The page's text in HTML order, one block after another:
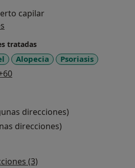
Madrid-2016 ( Dr.
Pediátrica en el
Niño Jesús, Madrid- 2017
Diaz, Madrid-2017 (
capilar
tratadas
Alopecia
Psoriasis
a11y_sr_more_diseases
direcciones)
direcciones)
(3)